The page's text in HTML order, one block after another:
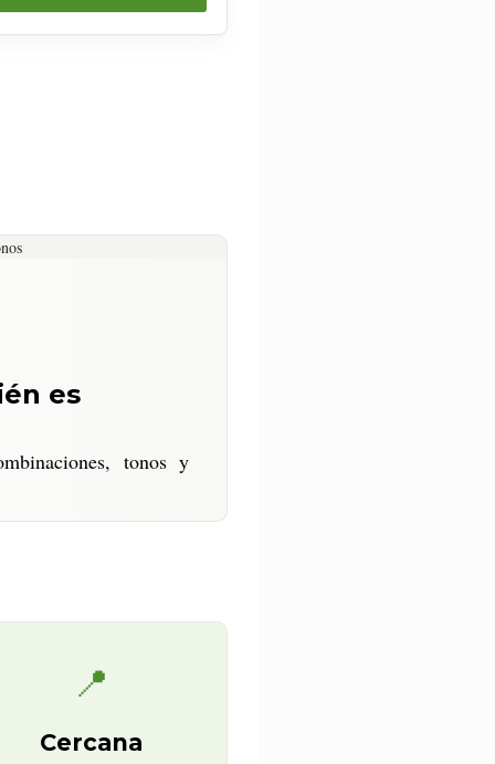
es
tonos y
📍
Cercana